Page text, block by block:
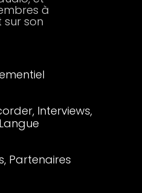
à
son
Interviews,
Partenaires